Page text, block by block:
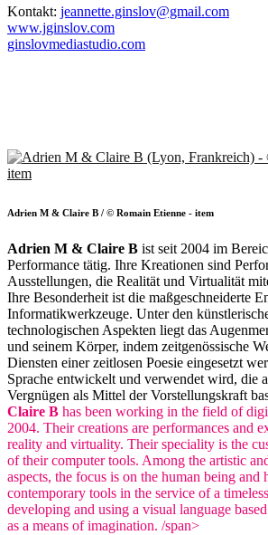
Kontakt: jeannette.ginslov@gmail.com
www.jginslov.com
ginslovmediastudio.com
Adrien M & Claire B / © Romain Etienne - item
Adrien M & Claire B ist seit 2004 im
Performance tätig. Ihre Kreationen sind
Ausstellungen, die Realität und Virtualität
Ihre Besonderheit ist die maßgeschneiderte
Informatikwerkzeuge. Unter den
technologischen Aspekten liegt das
und seinem Körper, indem zeitgenössische
Diensten einer zeitlosen Poesie eingesetzt
Sprache entwickelt und verwendet wird, die
Vergnügen als Mittel der Vorstellungskraft
Claire B has been working in the field of
2004. Their creations are performances and
reality and virtuality. Their speciality is the
of their computer tools. Among the artistic
aspects, the focus is on the human being and
contemporary tools in the service of a
developing and using a visual language
as a means of imagination. /span>